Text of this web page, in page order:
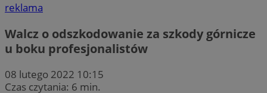
reklama
Walcz o odszkodowanie za szkody górnicze
u boku profesjonalistów
08 lutego 2022 10:15
Czas czytania: 6 min.